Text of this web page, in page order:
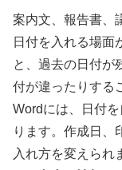
案内文、報告書、
日付を入れる場面
と、過去の日付が
付が違ったりする
Wordには、日付
ります。作成日、
入れ方を変えられ